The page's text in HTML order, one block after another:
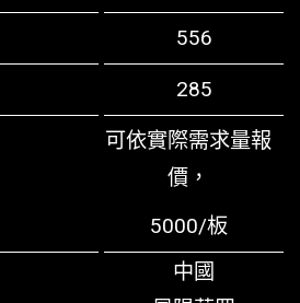
556
285
可依實際需求量報
價，
5000/板
中國